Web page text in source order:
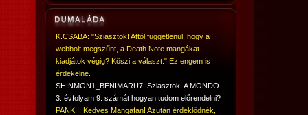
K.CSABA: "Sziasztok! Attól függetlenül, hogy a
webbolt megszűnt, a Death Note mangákat
kiadjátok végig? Köszi a választ." Ez engem is
érdekelne.
SHINMON1_BENIMARU7: Sziasztok! A MONDO
3. évfolyam 9. számát hogyan tudom előrendelni?
PANKII: Kedves Mangafan! Azután érdeklődnék,